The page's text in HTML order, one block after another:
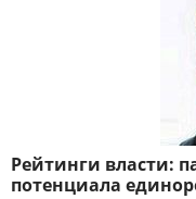
Рейтинги власти:
потенциала